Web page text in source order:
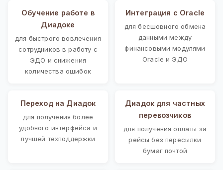
Обучение работе в
Диадоке
для быстрого вовлечения
сотрудников в работу с
ЭДО и снижения
количества ошибок
Интеграция с Oracle
для бесшовного обмена
данными между
финансовыми модулями
Oracle и ЭДО
Переход на Диадок
для получения более
удобного интерфейса и
лучшей техподдержки
Диадок для частных
перевозчиков
для получения оплаты за
рейсы без пересылки
бумаг почтой